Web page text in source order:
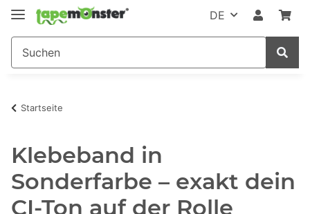
DE
Startseite
Klebeband in
Sonderfarbe – exakt dein
CI-Ton auf der Rolle